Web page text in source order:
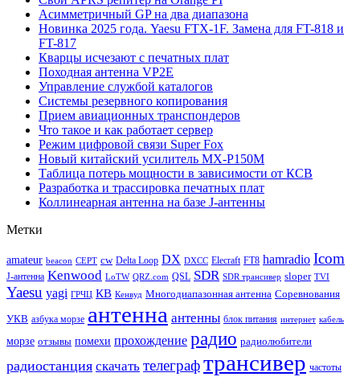
Асимметричный GP на два диапазона
Новинка 2025 года. Yaesu FTX-1F. Замена для FT-818 и
FT-817
Кварцы исчезают с печатных плат
Походная антенна VP2E
Управление службой каталогов
Системы резервного копирования
Прием авиационных транспондеров
Что такое и как работает сервер
Режим цифровой связи Super Fox
Новый китайский усилитель MX-P150M
Таблица потерь мощности в зависимости от КСВ
Разработка и трассировка печатных плат
Коллинеарная антенна на базе J-антенны
Метки
amateur beacon CEPT cw Delta Loop DX DXCC Elecraft FT8 hamradio Icom
J-антенна Kenwood LoTW QRZ.com QSL SDR SDR трансивер sloper TVI
Yaesu yagi ГРЧЦ КВ Кенвуд Многодиапазонная антенна Соревнования
УКВ азбука морзе антенна антенны блок питания интернет кабель
морзе отзывы помехи прохождение радио радиолюбители
радиостанция скачать телеграфтрансивер частоты